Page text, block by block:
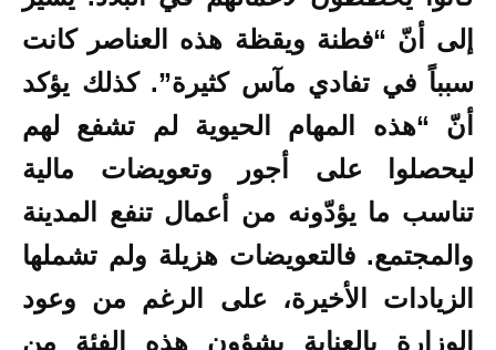
إلى أنّ “فطنة ويقظة هذه العناصر كانت
سبباً في تفادي مآس كثيرة”. كذلك يؤكد
أنّ “هذه المهام الحيوية لم تشفع لهم
ليحصلوا على أجور وتعويضات مالية
تناسب ما يؤدّونه من أعمال تنفع المدينة
والمجتمع. فالتعويضات هزيلة ولم تشملها
الزيادات الأخيرة، على الرغم من وعود
الوزارة بالعناية بشؤون هذه الفئة من